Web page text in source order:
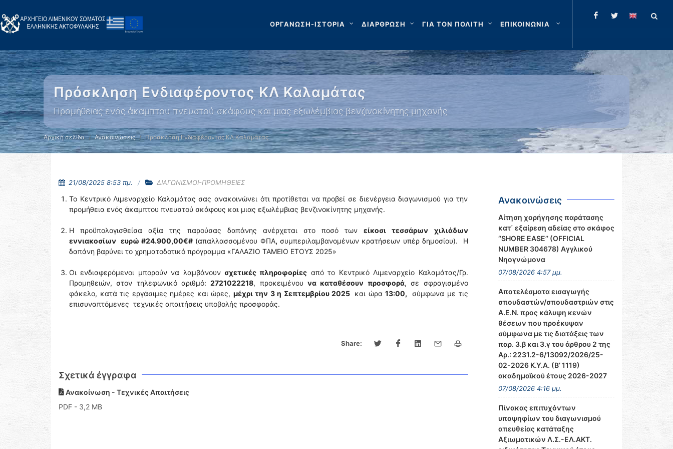
ΟΡΓΑΝΩΣΗ-ΙΣΤΟΡΙΑ ΔΙΑΡΘΡΩΣΗ ΓΙΑ ΤΟΝ ΠΟΛΙΤΗ ΕΠΙΚΟΙΝΩΝΙΑ
Πρόσκληση Ενδιαφέροντος ΚΛ Καλαμάτας
Προμήθειας ενός άκαμπτου πνευστού σκάφους και μιας εξωλέμβιας βενζινοκίνητης μηχανής
Αρχική σελίδα Ανακοινώσεις Πρόσκληση Ενδιαφέροντος ΚΛ Καλαμάτας
21/08/2025 8:53 πμ. ΔΙΑΓΩΝΙΣΜΟΙ-ΠΡΟΜΗΘΕΙΕΣ
Το Κεντρικό Λιμεναρχείο Καλαμάτας σας ανακοινώνει ότι προτίθεται να προβεί σε διενέργεια διαγωνισμού για την
προμήθεια ενός άκαμπτου πνευστού σκάφους και μιας εξωλέμβιας βενζινοκίνητης μηχανής.
Η προϋπολογισθείσα αξία της παρούσας δαπάνης ανέρχεται στο ποσό τωνείκοσι τεσσάρων χιλιάδων
εννιακοσίων ευρώ #24.900,00€#(απαλλασσομένου ΦΠΑ, συμπεριλαμβανομένων κρατήσεων υπέρ δημοσίου). Η
δαπάνη βαρύνει το χρηματοδοτικό πρόγραμμα «ΓΑΛΑΖΙΟ ΤΑΜΕΙΟ ΕΤΟΥΣ 2025»
Οι ενδιαφερόμενοι μπορούν να λαμβάνουν σχετικές πληροφορίες από το Κεντρικό Λιμεναρχείο Καλαμάτας/Γρ.
Προμηθειών, στον τηλεφωνικό αριθμό:2721022218, προκειμένουνα καταθέσουν προσφορά, σε σφραγισμένο
φάκελο, κατά τις εργάσιμες ημέρες και ώρες, μέχρι την 3 η Σεπτεμβρίου 2025 και ώρα13:00,
σύμφωνα με τις
επισυναπτόμενες τεχνικές απαιτήσεις υποβολής προσφοράς.
Share:
Σχετικά έγγραφα
Ανακοίνωση - Τεχνικές Απαιτήσεις
PDF - 3,2 MB
Ανακοινώσεις
Αίτηση χορήγησης παράτασης
κατ΄ εξαίρεση αδείας στο σκάφος
‘’SHORE EASE’’ (OFFICIAL
NUMBER 304678) Αγγλικού
Νηογνώμονα
07/08/2026 4:57 μμ.
Αποτελέσματα εισαγωγής
σπουδαστών/σπουδαστριών στις
Α.Ε.Ν. προς κάλυψη κενών
θέσεων που προέκυψαν
σύμφωνα με τις διατάξεις των
παρ. 3.β και 3.γ του άρθρου 2 της
Αρ.: 2231.2-6/13092/2026/25-
02-2026 Κ.Υ.Α. (Β’ 1119)
ακαδημαϊκού έτους 2026-2027
07/08/2026 4:16 μμ.
Πίνακας επιτυχόντων
υποψηφίων του διαγωνισμού
απευθείας κατάταξης
Αξιωματικών Λ.Σ.-ΕΛ.ΑΚΤ.